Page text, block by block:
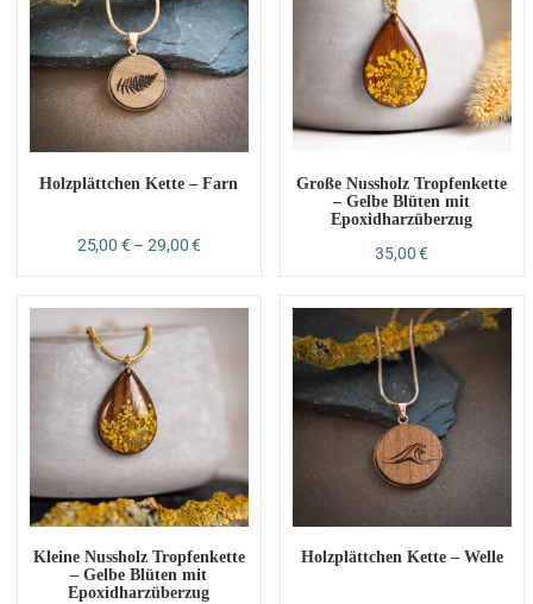
Holzplättchen Kette – Farn
25,00 €–29,00€
Große Nussholz Tropfenkette
– Gelbe Blüten mit
Epoxidharzüberzug
35,00€
Kleine Nussholz Tropfenkette
– Gelbe Blüten mit
Epoxidharzüberzug
Holzplättchen Kette – Welle